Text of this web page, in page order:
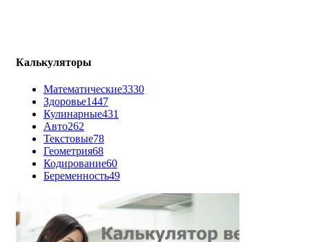
Калькуляторы
Математические3330
Здоровье1447
Кулинарные431
Авто262
Текстовые78
Геометрия68
Кодирование60
Беременность49